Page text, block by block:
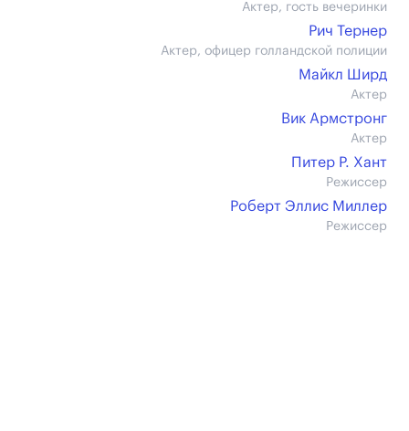
Актер, гость вечеринки
Рич Тернер
Актер, офицер голландской полиции
Майкл Ширд
Актер
Вик Армстронг
Актер
Питер Р. Хант
Режиссер
Роберт Эллис Миллер
Режиссер